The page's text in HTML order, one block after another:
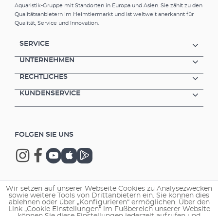
Aquaristik-Gruppe mit Standorten in Europa und Asien. Sie zählt zu den
Qualitätsanbietern im Heimtiermarkt und ist weltweit anerkannt für
Qualität, Service und Innovation.
SERVICE
UNTERNEHMEN
RECHTLICHES
KUNDENSERVICE
FOLGEN SIE UNS
Copyright © 2026 EHEIM GmbH & Co. KG.
Wir setzen auf unserer Webseite Cookies zu Analysezwecken
sowie weitere Tools von Drittanbietern ein. Sie können dies
ablehnen oder über „Konfigurieren“ ermöglichen. Über den
Link „Cookie Einstellungen“ im Fußbereich unserer Website